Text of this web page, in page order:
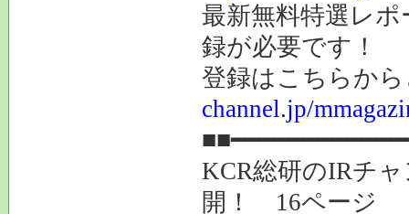
最新無料特選レ
録が必要です！
登録はこちらか
channel.jp/
KCR総研のIRチ
開！ 16ページ